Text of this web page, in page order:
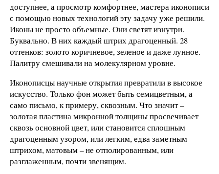
доступнее, а просмотр комфортнее, мастера иконописи
с помощью новых технологий эту задачу уже решили.
Иконы не просто объемные. Они светят изнутри.
Буквально. В них каждый штрих драгоценный. 28
оттенков: золото коричневое, зеленое и даже лунное.
Палитру смешивали на молекулярном уровне.
Иконописцы научные открытия превратили в высокое
искусство. Только фон может быть семицветным, а
само письмо, к примеру, сквозным. Что значит –
золотая пластина микронной толщины просвечивает
сквозь основной цвет, или становится сплошным
драгоценным узором, или легким, едва заметным
штрихом, матовым – не отполированным, или
разглаженным, почти звенящим.